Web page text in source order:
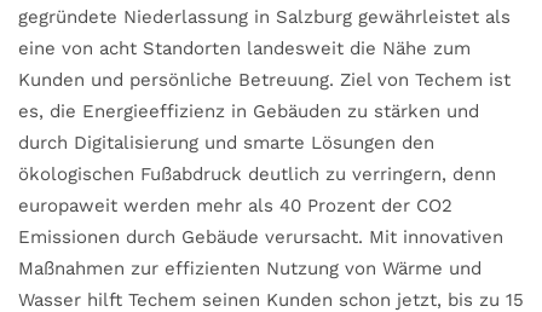
gegründete Niederlassung in Salzburg gewährleistet als
eine von acht Standorten landesweit die Nähe zum
Kunden und persönliche Betreuung. Ziel von Techem ist
es, die Energieeffizienz in Gebäuden zu stärken und
durch Digitalisierung und smarte Lösungen den
ökologischen Fußabdruck deutlich zu verringern, denn
europaweit werden mehr als 40 Prozent der CO2
Emissionen durch Gebäude verursacht. Mit innovativen
Maßnahmen zur effizienten Nutzung von Wärme und
Wasser hilft Techem seinen Kunden schon jetzt, bis zu 15